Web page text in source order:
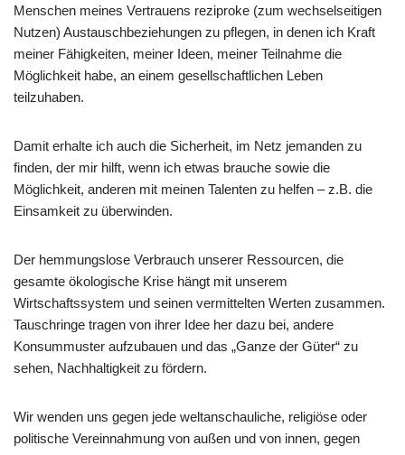
Menschen meines Vertrauens reziproke (zum wechselseitigen
Nutzen) Austauschbeziehungen zu pflegen, in denen ich Kraft
meiner Fähigkeiten, meiner Ideen, meiner Teilnahme die
Möglichkeit habe, an einem gesellschaftlichen Leben
teilzuhaben.
Damit erhalte ich auch die Sicherheit, im Netz jemanden zu
finden, der mir hilft, wenn ich etwas brauche sowie die
Möglichkeit, anderen mit meinen Talenten zu helfen – z.B. die
Einsamkeit zu überwinden.
Der hemmungslose Verbrauch unserer Ressourcen, die
gesamte ökologische Krise hängt mit unserem
Wirtschaftssystem und seinen vermittelten Werten zusammen.
Tauschringe tragen von ihrer Idee her dazu bei, andere
Konsummuster aufzubauen und das „Ganze der Güter“ zu
sehen, Nachhaltigkeit zu fördern.
Wir wenden uns gegen jede weltanschauliche, religiöse oder
politische Vereinnahmung von außen und von innen, gegen